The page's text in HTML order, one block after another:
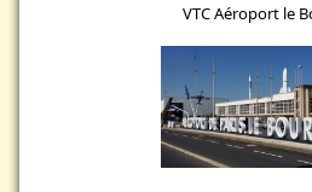
VTC Aéroport le